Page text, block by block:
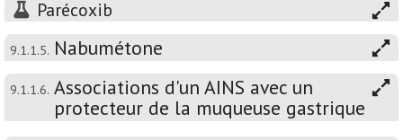
Parécoxib
9.1.1.5. Nabumétone
9.1.1.6. Associations d'un AINS avec un
protecteur de la muqueuse gastrique